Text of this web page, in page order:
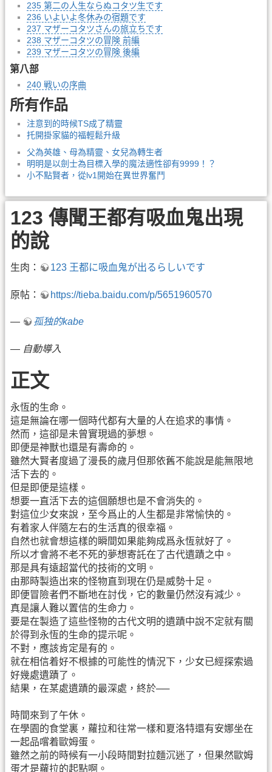
235 第二の人生ならぬコタツ生です
236 いよいよ冬休みの宿題です
237 マザーコタツさんの旅立ちです
238 マザーコタツの冒険 前編
239 マザーコタツの冒険 後編
第八部
240 戦いの序曲
所有作品
注意到的時候TS成了精靈
托開掛家貓的福輕鬆升級
父為英雄、母為精靈、女兒為轉生者
明明是以劍士為目標入學的魔法適性卻有9999！？
小不點賢者，從lv1開始在異世界奮鬥
123 傳聞王都有吸血鬼出現
的說
生肉： 123 王都に吸血鬼が出るらしいです
原帖： https://tieba.baidu.com/p/5651960570
— 孤独的kabe
— 自動導入
正文
永恆的生命。
這是無論在哪一個時代都有大量的人在追求的事情。
然而，這卻是未曾實現過的夢想。
即便是神獸也還是有壽命的。
雖然大賢者度過了漫長的歲月但那依舊不能說是能無限地
活下去的。
但是即便是這樣。
想要一直活下去的這個願想也是不會消失的。
對這位少女來說，至今爲止的人生都是非常愉快的。
有着家人伴隨左右的生活真的很幸福。
自然也就會想這樣的瞬間如果能夠成爲永恆就好了。
所以才會將不老不死的夢想寄託在了古代遺蹟之中。
那是具有遠超當代的技術的文明。
由那時製造出來的怪物直到現在仍是威勢十足。
即便冒險者們不斷地在討伐，它的數量仍然沒有減少。
真是讓人難以置信的生命力。
要是在製造了這些怪物的古代文明的遺蹟中說不定就有關
於得到永恆的生命的提示呢。
不對，應該肯定是有的。
就在相信着好不根據的可能性的情況下，少女已經探索過
好幾處遺蹟了。
結果，在某處遺蹟的最深處，終於──
時間來到了午休。
在學園的食堂裏，蘿拉和往常一樣和夏洛特還有安娜坐在
一起品嚐着歐姆蛋。
雖然之前的時候有一小段時間對拉麵沉迷了，但果然歐姆
蛋才是蘿拉的起點啊。